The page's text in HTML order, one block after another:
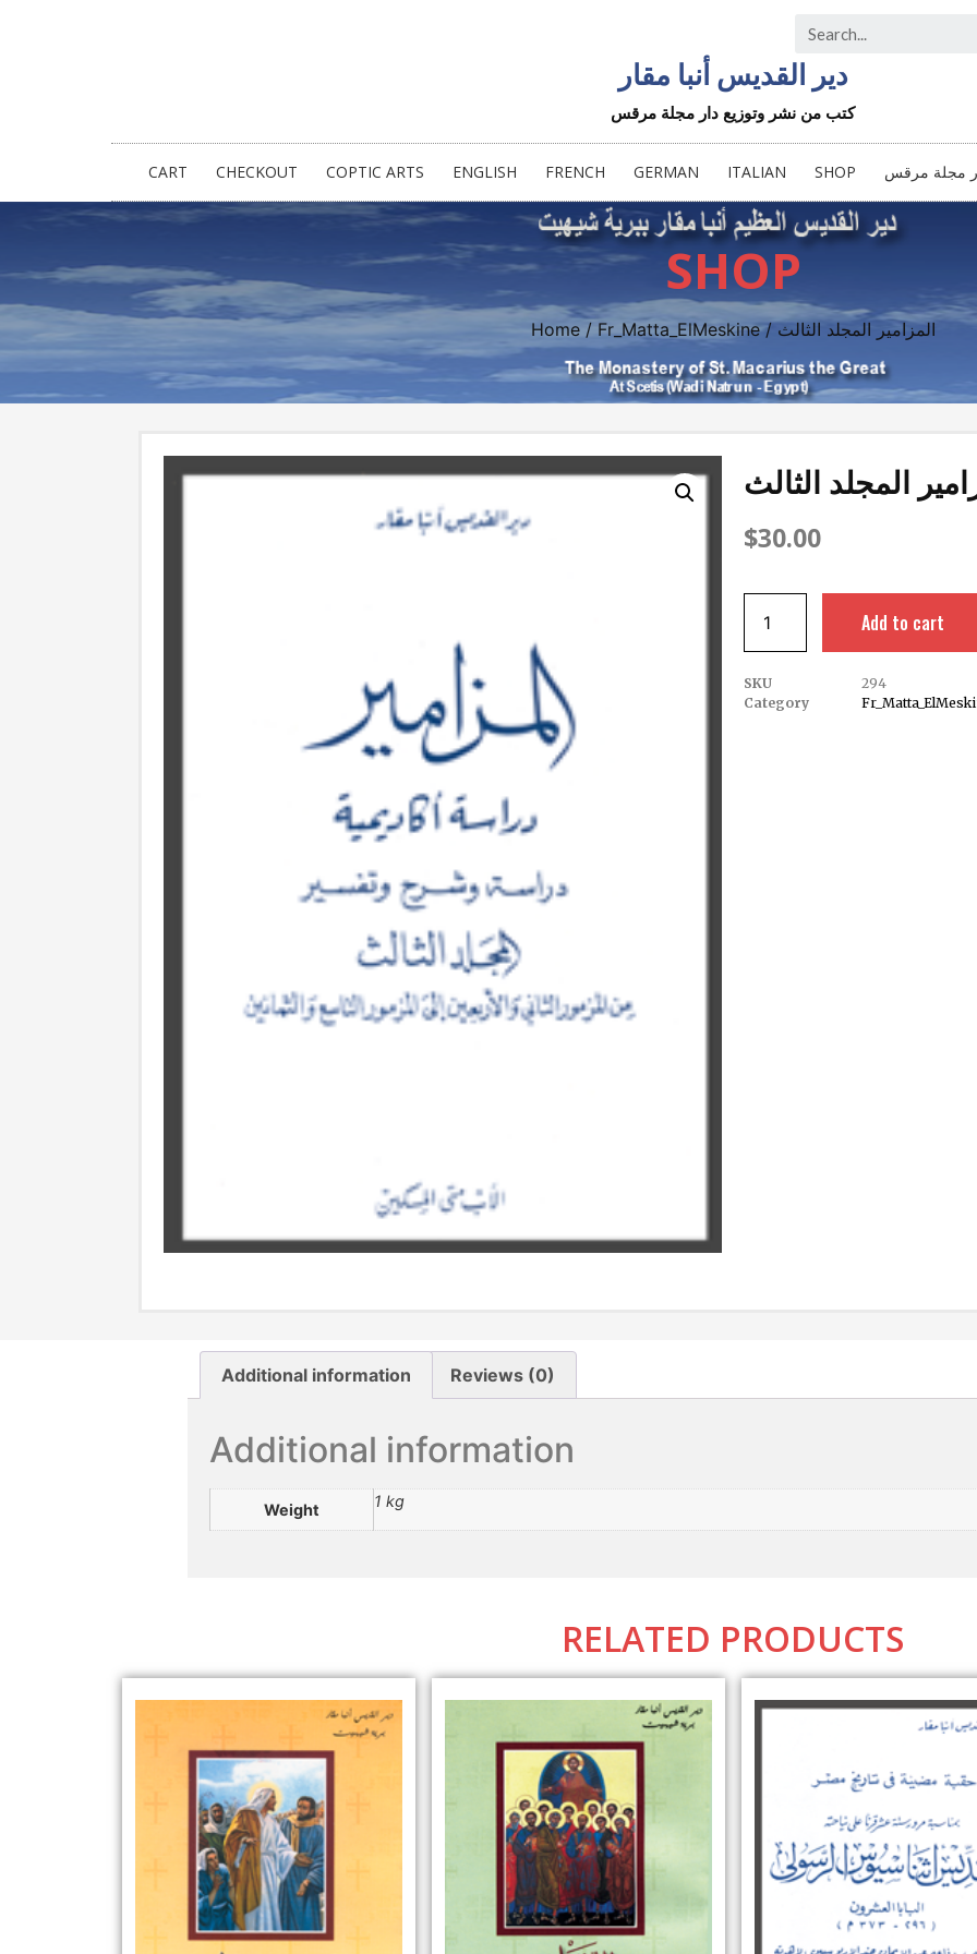
دير القديس أنبا مقار
كتب من نشر وتوزيع دار مجلة مرقس
CART CHECKOUT COPTIC ARTS ENGLISH FRENCH GERMAN ITALIAN SHOP مجلة مرقس
SHOP
Home/ Fr_Matta_ElMeskine / المزامير المجلد الثالث
المجلد الثالث
$30.00
Add to cart
SKU
294
Category
Additional information Reviews (0)
Additional information
Weight 1 kg
RELATED PRODUCTS